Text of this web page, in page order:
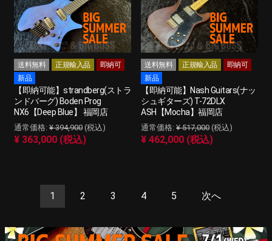
送料無料 正規輸入品
即納可
新品
【即納可能】strandberg(ストラ
ンドバーグ) Boden Prog
NX6【Deep Blue】 福岡店
¥ 394,900 (税込)
¥ 363,000 (税込)
送料無料 正規輸入品
即納可
新品
【即納可能】Nash Guitars(ナッ
シュギターズ) T-72DLX
ASH【Mocha】福岡店
¥ 517,000 (税込)
¥ 462,000 (税込)
1 2 3 4 5 次へ